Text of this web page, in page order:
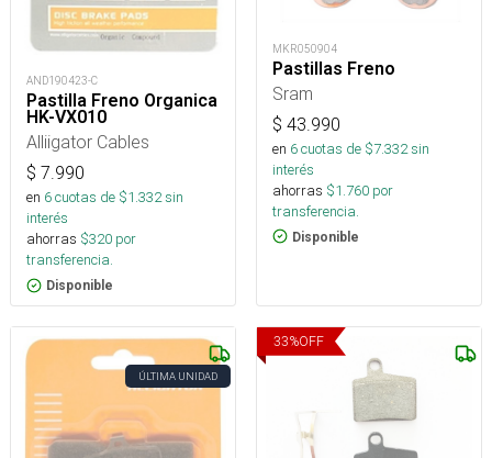
AND190423-C
Pastilla Freno Organica
HK-VX010
Alliigator Cables
$ 7.990
en 6cuotas de $1.332sin
interés
ahorras $320 por
transferencia.
Disponible
MKR050904
Pastillas Freno
Sram
$ 43.990
en 6cuotas de $7.332sin
interés
ahorras $1.760 por
transferencia.
Disponible
ÚLTIMA UNIDAD
33%OFF